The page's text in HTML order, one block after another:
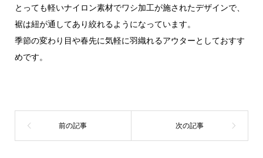
とっても軽いナイロン素材でワシ加工が施されたデザインで、
裾は紐が通してあり絞れるようになっています。
季節の変わり目や春先に気軽に羽織れるアウターとしておすす
めです。